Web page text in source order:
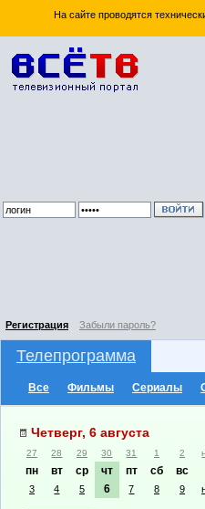
На сайте проводятся
Регистрация Забыли пароль?
Телепрограмма
Все Фильмы Сериалы
Четверг, 6 августа
27 28 29 30 31 1 2
пн вт ср чт пт сб вс
3 4 5 6 7 8 9